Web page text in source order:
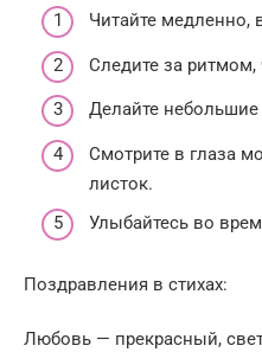
Читайте
Следите за ритмом,
Делайте
Смотрите в глаза
листок.
Улыбайтесь во
Поздравления в стихах:
Любовь — прекрасный,